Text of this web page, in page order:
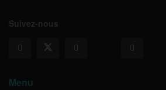
Suivez-nous
Menu